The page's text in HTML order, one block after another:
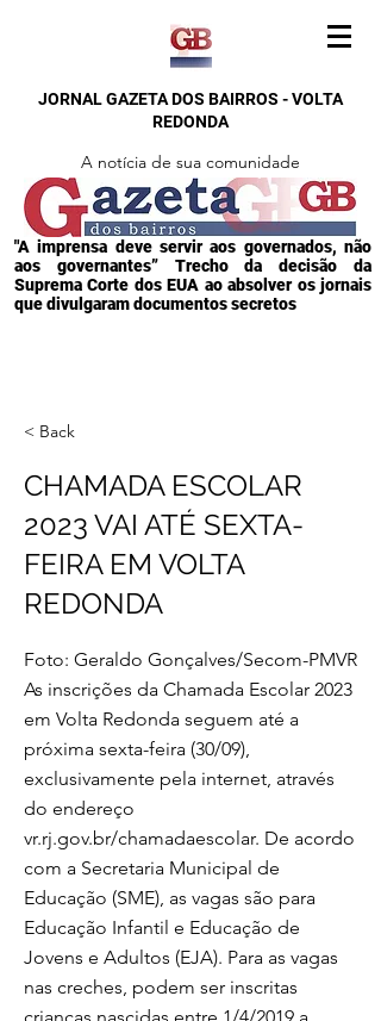
JORNAL GAZETA DOS BAIRROS - VOLTA
REDONDA
A notícia de sua comunidade
"A imprensa deve servir aos governados, não
aos governantes” Trecho da decisão da
Suprema Corte dos EUA ao absolver os jornais
que divulgaram documentos secretos
< Back
CHAMADA ESCOLAR
2023 VAI ATÉ SEXTA-
FEIRA EM VOLTA
REDONDA
Foto: Geraldo Gonçalves/Secom-PMVR
As inscrições da Chamada Escolar 2023
em Volta Redonda seguem até a
próxima sexta-feira (30/09),
exclusivamente pela internet, através
do endereço
vr.rj.gov.br/chamadaescolar. De acordo
com a Secretaria Municipal de
Educação (SME), as vagas são para
Educação Infantil e Educação de
Jovens e Adultos (EJA). Para as vagas
nas creches, podem ser inscritas